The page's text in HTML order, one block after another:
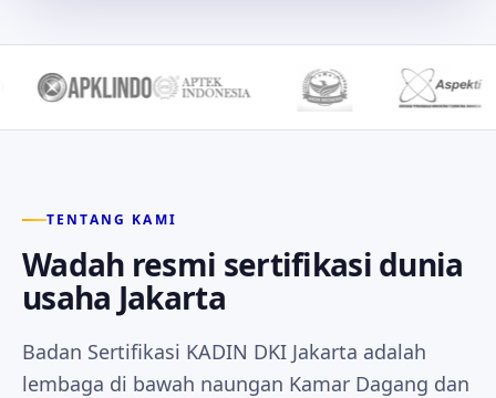
TENTANG KAMI
Wadah resmi sertifikasi dunia
usaha Jakarta
Badan Sertifikasi KADIN DKI Jakarta adalah
lembaga di bawah naungan Kamar Dagang dan